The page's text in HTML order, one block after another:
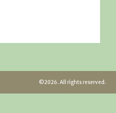
©2026. All rights reserved.